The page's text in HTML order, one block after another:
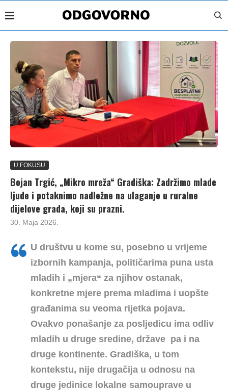
U FOKUSU
Bojan Trgić, „Mikro mreža“ Gradiška: Zadržimo mlade
ljude i potaknimo nadležne na ulaganje u ruralne
dijelove grada, koji su prazni.
30. Maja 2026.
U društvu u kome su, posebno u vrijeme
izbornih kampanja, političarima puna usta
mladih i „mjera“ za njihov ostanak,
konkretne mjere prema mladima i uopšte
građanima su veoma rijetka pojava.
Ovakvo ponašanje za posljedicu ima odliv
mladih u druge sredine, države pa i na
druge kontinente. Gradiška, u tom
kontekstu, nije drugačija u odnosu na
druge jedinice lokalne samouprave u